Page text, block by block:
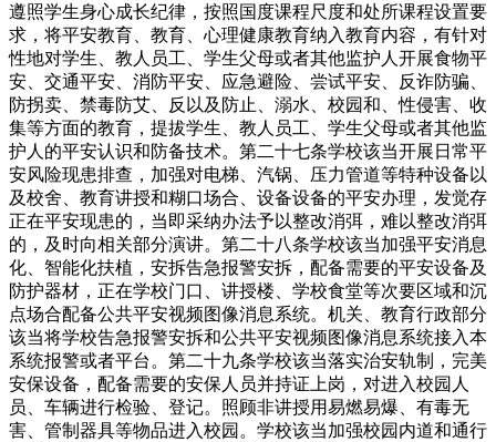
遵照学生身心成长纪律，按照国度课程尺度和处所课程设置要
求，将平安教育、教育、心理健康教育纳入教育内容，有针对
性地对学生、教人员工、学生父母或者其他监护人开展食物平
安、交通平安、消防平安、应急避险、尝试平安、反诈防骗、
防拐卖、禁毒防艾、反以及防止、溺水、校园和、性侵害、收
集等方面的教育，提拔学生、教人员工、学生父母或者其他监
护人的平安认识和防备技术。第二十七条学校该当开展日常平
安风险现患排查，加强对电梯、汽锅、压力管道等特种设备以
及校舍、教育讲授和糊口场合、设备设备的平安办理，发觉存
正在平安现患的，当即采纳办法予以整改消弭，难以整改消弭
的，及时向相关部分演讲。第二十八条学校该当加强平安消息
化、智能化扶植，安拆告急报警安拆，配备需要的平安设备及
防护器材，正在学校门口、讲授楼、学校食堂等次要区域和沉
点场合配备公共平安视频图像消息系统。机关、教育行政部分
该当将学校告急报警安拆和公共平安视频图像消息系统接入本
系统报警或者平台。第二十九条学校该当落实治安轨制，完美
安保设备，配备需要的安保人员并持证上岗，对进入校园人
员、车辆进行检验、登记。照顾非讲授用易燃易爆、有毒无
害、管制器具等物品进入校园。学校该当加强校园内道和通行